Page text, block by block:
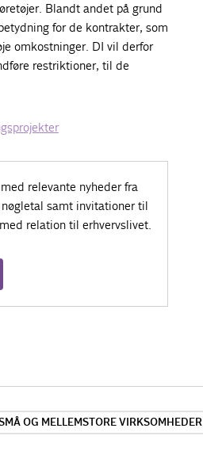
Blandt andet på grund
for de kontrakter, som
omkostninger. DI vil derfor
restriktioner, til de
relevante nyheder fra
samt invitationer til
relation til erhvervslivet.
OG MELLEMSTORE VIRKSOMHEDER